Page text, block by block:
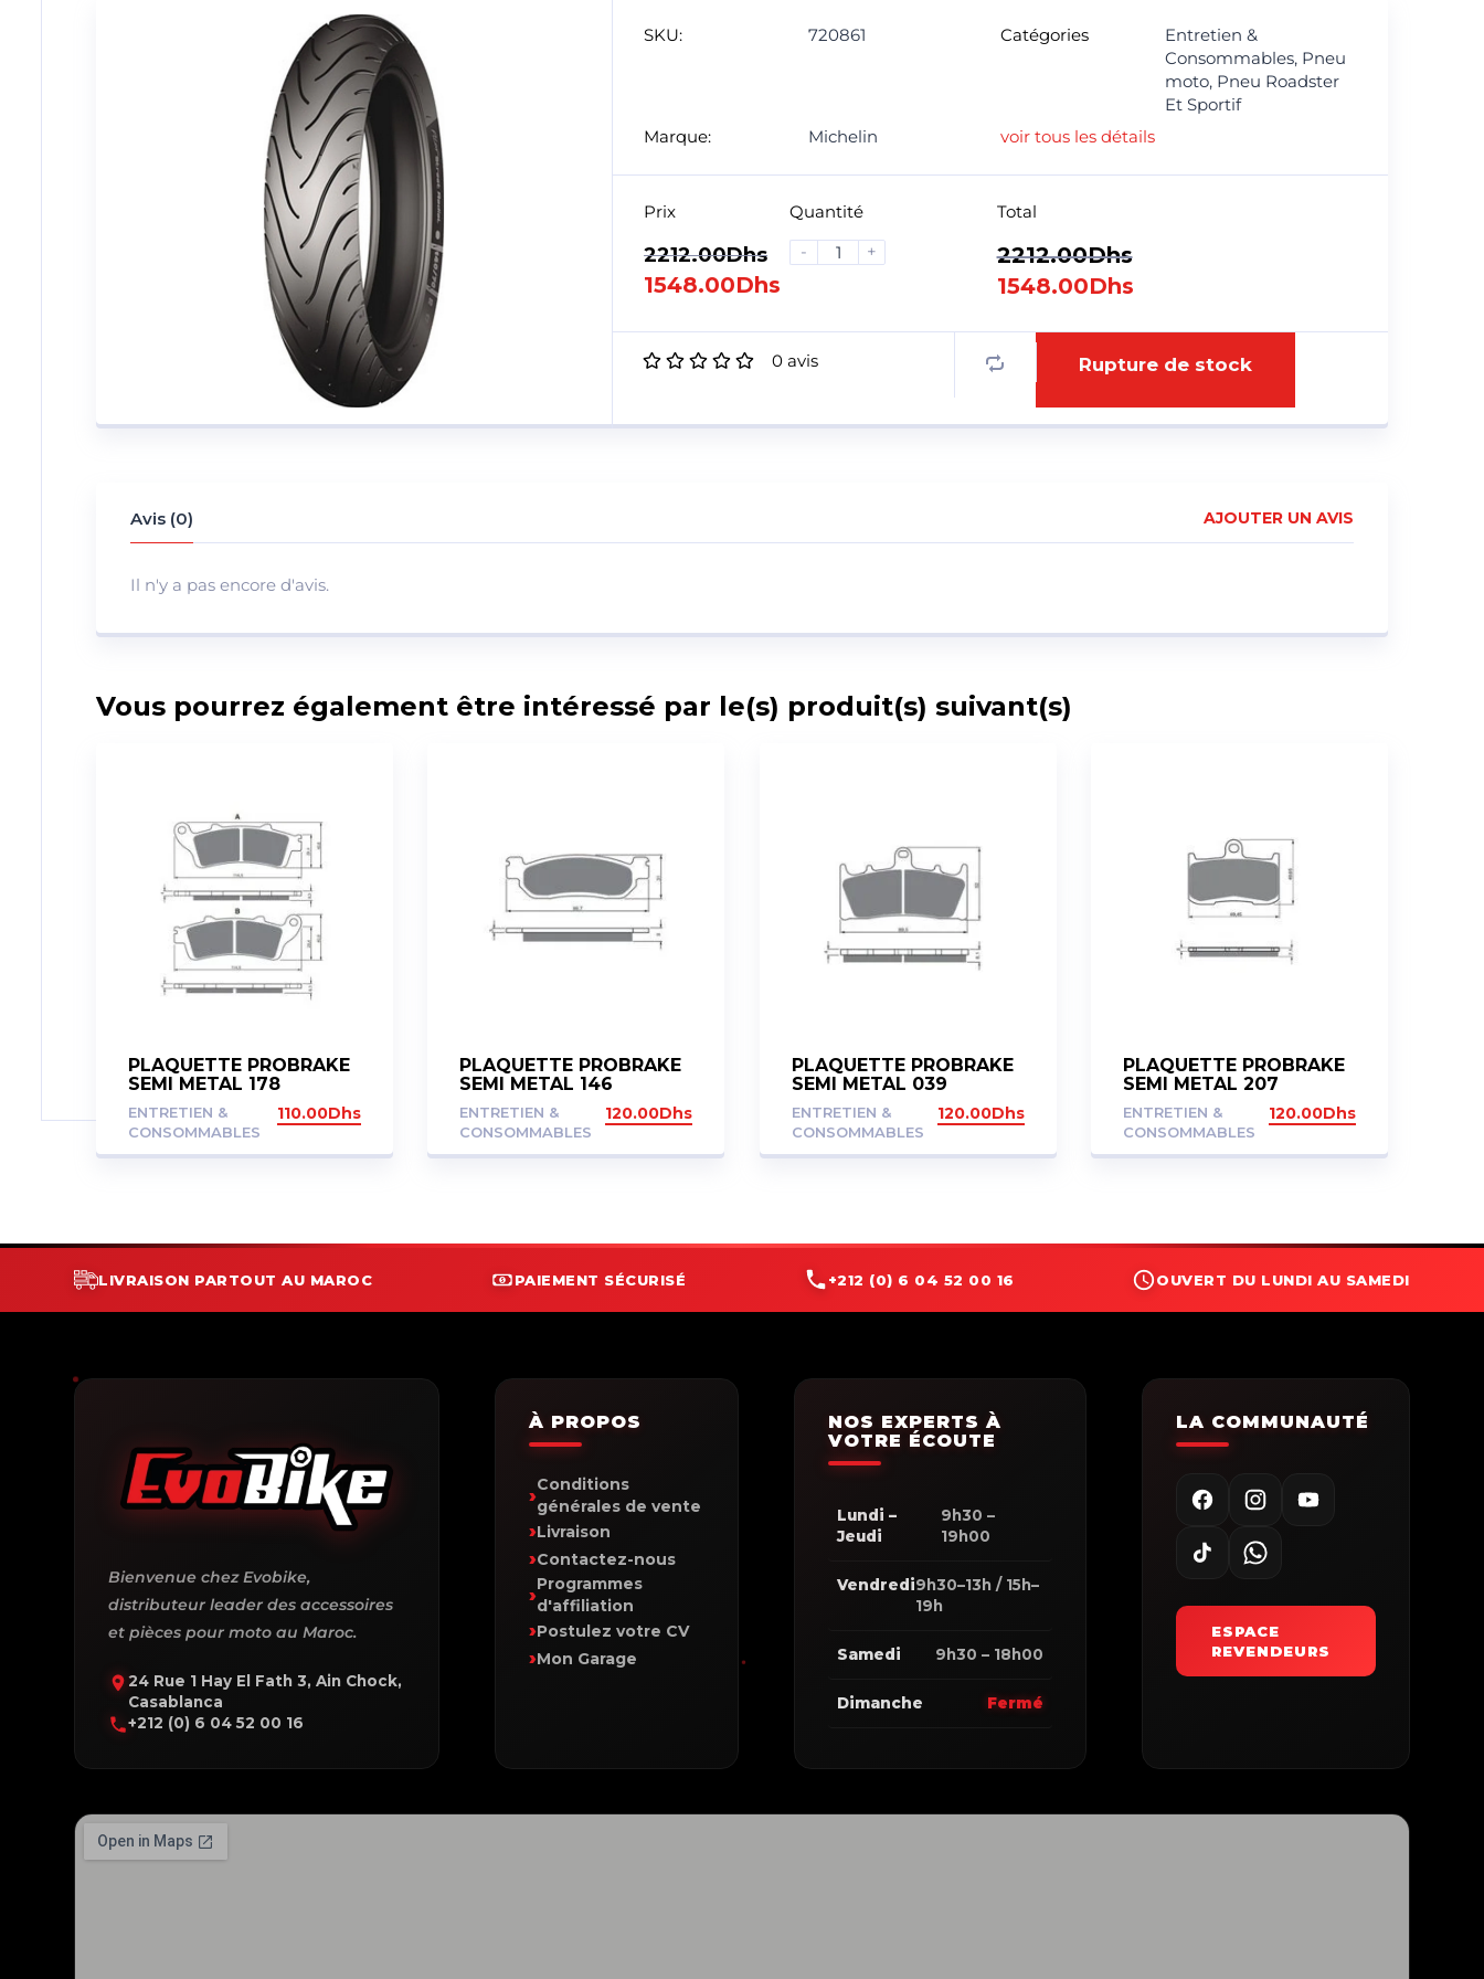
SKU: 720861 Catégories
Entretien &
Consommables, Pneu
moto, Pneu Roadster
Et Sportif
Marque:
Michelin voir tous les détails
Prix
2212.00Dhs
1548.00Dhs
Quantité
-
+
Total
2212.00Dhs
1548.00Dhs
0 avis Rupture de stock
Avis (0) AJOUTER UN AVIS
Il n'y a pas encore d'avis.
Vous pourrez également être intéressé par le(s) produit(s) suivant(s)
PLAQUETTE PROBRAKE
SEMI METAL 178
ENTRETIEN &
CONSOMMABLES
110.00Dhs
PLAQUETTE PROBRAKE
SEMI METAL 146
ENTRETIEN &
CONSOMMABLES
120.00Dhs
PLAQUETTE PROBRAKE
SEMI METAL 039
ENTRETIEN &
CONSOMMABLES
120.00Dhs
PLAQUETTE PROBRAKE
SEMI METAL 207
ENTRETIEN &
CONSOMMABLES
120.00Dhs
LIVRAISON PARTOUT AU MAROC PAIEMENT SÉCURISÉ +212 (0) 6 04 52 00 16 OUVERT DU LUNDI AU SAMEDI
Bienvenue chez Evobike,
distributeur leader des accessoires
et pièces pour moto au Maroc.
24 Rue 1 Hay El Fath 3, Ain Chock,
Casablanca
+212 (0) 6 04 52 00 16
À PROPOS
Conditions
générales de vente
Livraison
Contactez-nous
Programmes
d'affiliation
Postulez votre CV
Mon Garage
NOS EXPERTS À
VOTRE ÉCOUTE
Lundi –
Jeudi
9h30 –
19h00
Vendredi9h30–13h / 15h–
19h
Samedi 9h30 – 18h00
Dimanche Fermé
LA COMMUNAUTÉ
ESPACE
REVENDEURS